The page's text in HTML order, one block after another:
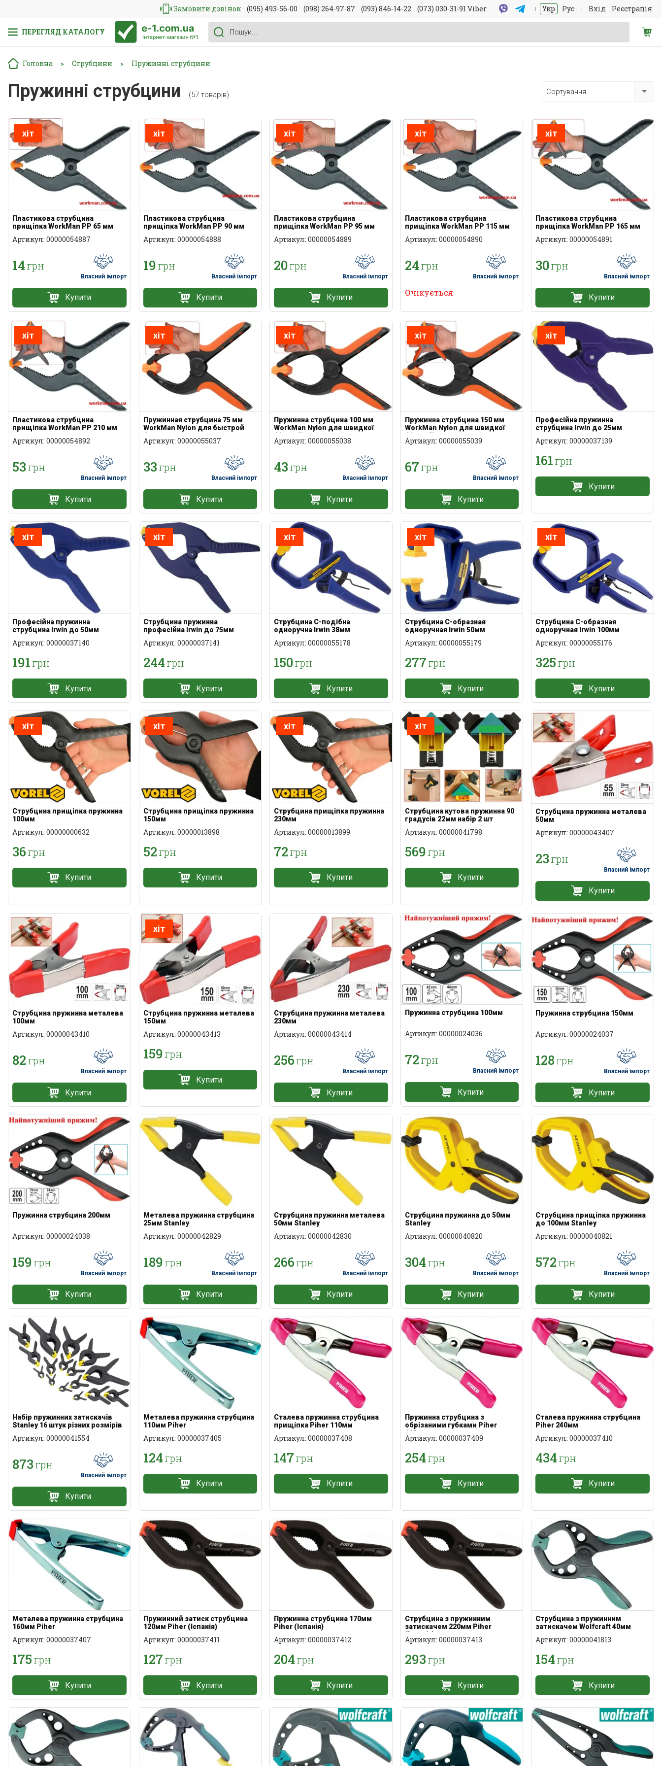
Замовити дзвінок (095) 493-56-00 (098) 264-97-87 (093) 846-14-22 (073) 030-31-91 Viber Укр Рус Вхід Реєстрація
ПЕРЕГЛЯД КАТАЛОГУ
Головна > Струбцини > Пружинні струбцини
Пружинні струбцини (57 товарів) Сортування
хіт
Пластикова струбцина
прищіпка WorkMan PP 65 мм
Артикул: 00000054887
14грн
Власний імпорт
Купити
хіт
Пластикова струбцина
прищіпка WorkMan PP 90 мм
Артикул: 00000054888
19грн
Власний імпорт
Купити
хіт
Пластикова струбцина
прищіпка WorkMan PP 95 мм
Артикул: 00000054889
20грн
Власний імпорт
Купити
хіт
Пластикова струбцина
прищіпка WorkMan PP 115 мм
Артикул: 00000054890
24грн
Власний імпорт
Очікується
хіт
Пластикова струбцина
прищіпка WorkMan PP 165 мм
Артикул: 00000054891
30грн
Власний імпорт
Купити
хіт
Пластикова струбцина
прищіпка WorkMan PP 210 мм
Артикул: 00000054892
53грн
Власний імпорт
Купити
хіт
Пружинная струбцина 75 мм
WorkMan Nylon для быстрой
фиксации
Артикул: 00000055037
33грн
Власний імпорт
Купити
хіт
Пружинна струбцина 100 мм
WorkMan Nylon для швидкої
фіксації
Артикул: 00000055038
43грн
Власний імпорт
Купити
хіт
Пружинна струбцина 150 мм
WorkMan Nylon для швидкої
фіксації
Артикул: 00000055039
67грн
Власний імпорт
Купити
хіт
Професійна пружинна
струбцина Irwin до 25мм
Артикул: 00000037139
161 грн
Купити
хіт
Професійна пружинна
струбцина Irwin до 50мм
Артикул: 00000037140
191грн
Купити
хіт
Струбцина пружинна
професійна Irwin до 75мм
Артикул: 00000037141
244грн
Купити
хіт
Струбцина С-подібна
одноручна Irwin 38мм
Артикул: 00000055178
150грн
Купити
хіт
Струбцина С-образная
одноручная Irwin 50мм
Артикул: 00000055179
277грн
Купити
хіт
Струбцина С-образная
одноручная Irwin 100мм
Артикул: 00000055176
325 грн
Купити
хіт
Струбцина прищіпка пружинна
100мм
Артикул: 00000000632
36грн
Купити
хіт
Струбцина прищіпка пружинна
150мм
Артикул: 00000013898
52грн
Купити
хіт
Струбцина прищіпка пружинна
230мм
Артикул: 00000013899
72грн
Купити
хіт
Струбцина кутова пружинна 90
градусів 22мм набір 2 шт
Артикул: 00000041798
569грн
Купити
Струбцина пружинна металева
50мм
Артикул: 00000043407
23грн
Власний імпорт
Купити
Струбцина пружинна металева
100мм
Артикул: 00000043410
82грн
Власний імпорт
Купити
хіт
Струбцина пружинна металева
150мм
Артикул: 00000043413
159грн
Купити
Струбцина пружинна металева
230мм
Артикул: 00000043414
256грн
Власний імпорт
Купити
Пружинна струбцина 100мм
Артикул: 00000024036
72грн
Власний імпорт
Купити
Пружинна струбцина 150мм
Артикул: 00000024037
128грн
Власний імпорт
Купити
Пружинна струбцина 200мм
Артикул: 00000024038
159грн
Власний імпорт
Купити
Металева пружинна струбцина
25мм Stanley
Артикул: 00000042829
189грн
Власний імпорт
Купити
Струбцина пружинна металева
50мм Stanley
Артикул: 00000042830
266грн
Власний імпорт
Купити
Струбцина пружинна до 50мм
Stanley
Артикул: 00000040820
304грн
Власний імпорт
Купити
Струбцина прищіпка пружинна
до 100мм Stanley
Артикул: 00000040821
572 грн
Власний імпорт
Купити
Набір пружинних затискачів
Stanley 16 штук різних розмірів
Артикул: 00000041554
873грн
Власний імпорт
Купити
Металева пружинна струбцина
110мм Piher
Артикул: 00000037405
124грн
Купити
Сталева пружинна струбцина
прищіпка Piher 110мм
Артикул: 00000037408
147грн
Купити
Пружинна струбцина з
обрізаними губками Piher
160мм
Артикул: 00000037409
254грн
Купити
Сталева пружинна струбцина
Piher 240мм
Артикул: 00000037410
434 грн
Купити
Металева пружинна струбцина
160мм Piher
Артикул: 00000037407
175грн
Купити
Пружинний затиск струбцина
120мм Piher (Іспанія)
Артикул: 00000037411
127грн
Купити
Пружинна струбцина 170мм
Piher (Іспанія)
Артикул: 00000037412
204грн
Купити
Струбцина з пружинним
затискачем 220мм Piher
(Іспанія)
Артикул: 00000037413
293грн
Купити
Струбцина з пружинним
затискачем Wolfcraft 40мм
Артикул: 00000041813
154 грн
Купити